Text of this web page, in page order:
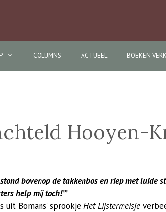
COLUMNS ACTUEEL BOEKEN
Hooyen-
stond bovenop de takkenbos en riep met luide
help mij toch!”’
uit Bomans’ sprookje Het Lijstermeisje